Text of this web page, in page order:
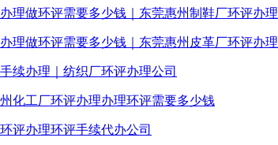
理做环评需要多少钱｜东莞惠州制鞋厂环评办理
理做环评需要多少钱｜东莞惠州皮革厂环评办理
续办理｜纺织厂环评办理公司
化工厂环评办理办理环评需要多少钱
评办理环评手续代办公司